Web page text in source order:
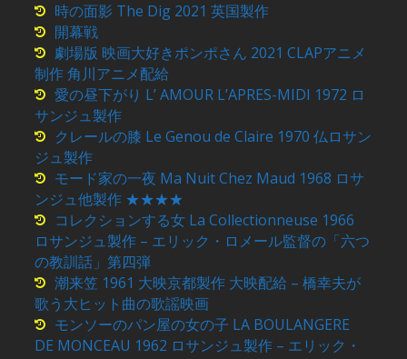
時の面影 The Dig 2021 英国製作
開幕戦
劇場版 映画大好きポンポさん 2021 CLAPアニメ
制作 角川アニメ配給
愛の昼下がり L’ AMOUR L’APRES-MIDI 1972 ロ
サンジュ製作
クレールの膝 Le Genou de Claire 1970 仏ロサン
ジュ製作
モード家の一夜 Ma Nuit Chez Maud 1968 ロサ
ンジュ他製作 ★★★★
コレクションする女 La Collectionneuse 1966
ロサンジュ製作 – エリック・ロメール監督の「六つ
の教訓話」第四弾
潮来笠 1961 大映京都製作 大映配給 – 橋幸夫が
歌う大ヒット曲の歌謡映画
モンソーのパン屋の女の子 LA BOULANGERE
DE MONCEAU 1962 ロサンジュ製作 – エリック・